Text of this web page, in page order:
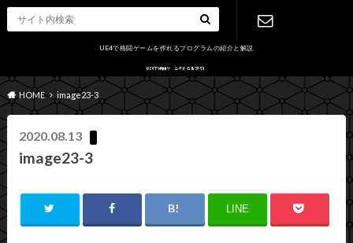
UE4で格闘ゲームを作れるプログラムの紹介と解説
せ
HOME image23-3
2020.08.13
image23-3
LINE